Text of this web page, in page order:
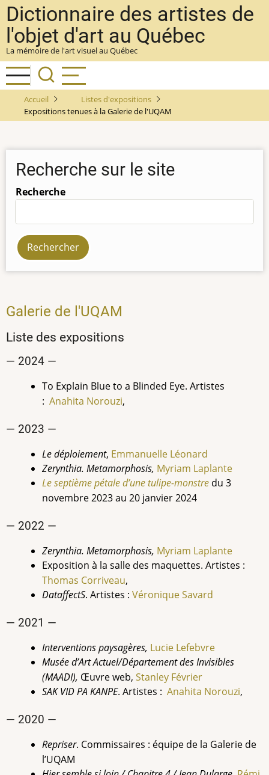
Aller
au
contenu
principal
Dictionnaire des artistes de
l'objet d'art au Québec
La mémoire de l'art visuel au Québec
Accueil
Listes d'expositions
Expositions tenues à la Galerie de l'UQAM
Recherche sur le site
Recherche
Galerie de l'UQAM
Liste des expositions
— 2024 —
To Explain Blue to a Blinded Eye. Artistes
: Anahita Norouzi,
— 2023 —
Le déploiement, Emmanuelle Léonard
Zerynthia. Metamorphosis, Myriam Laplante
Le septième pétale d’une tulipe-monstre du 3
novembre 2023 au 20 janvier 2024
— 2022 —
Zerynthia. Metamorphosis, Myriam Laplante
Exposition à la salle des maquettes. Artistes :
Thomas Corriveau,
DataffectS. Artistes : Véronique Savard
— 2021 —
Interventions paysagères, Lucie Lefebvre
Musée d’Art Actuel/Département des Invisibles
(MAADI), Œuvre web, Stanley Février
SAK VID PA KANPE. Artistes : Anahita Norouzi,
— 2020 —
Repriser. Commissaires : équipe de la Galerie de
l’UQAM